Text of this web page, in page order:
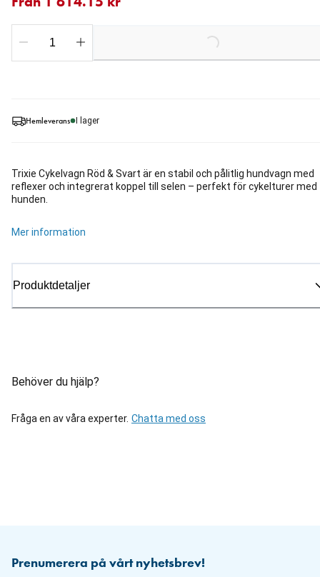
Hemleverans I lager
Trixie Cykelvagn Röd & Svart är en stabil och pålitlig hundvagn med
reflexer och integrerat koppel till selen – perfekt för cykelturer med
hunden.
Mer information
Produktdetaljer
Behöver du hjälp?
Fråga en av våra experter. Chatta med oss
Prenumerera på vårt nyhetsbrev!